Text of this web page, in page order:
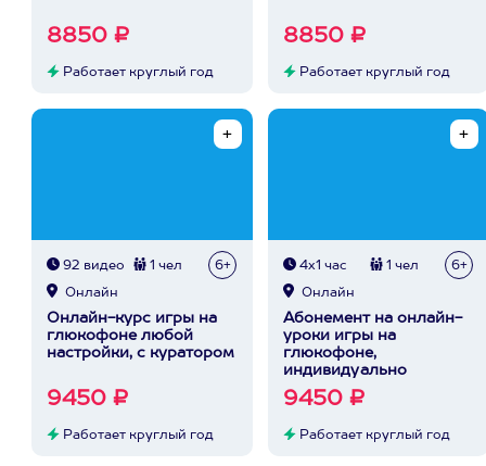
8850 ₽
Работает круглый год
8850 ₽
Работает круглый год
92 видео 1 чел 6+
Онлайн
Онлайн-курс игры на
глюкофоне любой
настройки, с куратором
9450 ₽
Работает круглый год
4х1 час 1 чел 6+
Онлайн
Абонемент на онлайн-
уроки игры на
глюкофоне,
индивидуально
9450 ₽
Работает круглый год